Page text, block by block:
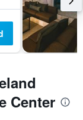
Center